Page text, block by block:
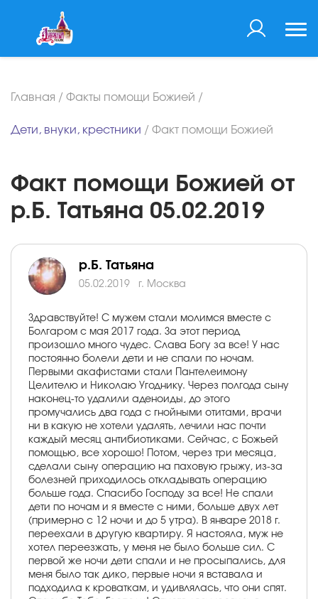
Главная / Факты помощи Божией /
Дети, внуки, крестники / Факт помощи Божией
Факт помощи Божией от
р.Б. Татьяна 05.02.2019
р.Б. Татьяна
05.02.2019 г. Москва
Здравствуйте! С мужем стали молимся вместе с
Болгаром с мая 2017 года. За этот период
произошло много чудес. Слава Богу за все! У нас
постоянно болели дети и не спали по ночам.
Первыми акафистами стали Пантелеимону
Целителю и Николаю Угоднику. Через полгода сыну
наконец-то удалили аденоиды, до этого
промучались два года с гнойными отитами, врачи
ни в какую не хотели удалять, лечили нас почти
каждый месяц антибиотиками. Сейчас, с Божьей
помощью, все хорошо! Потом, через три месяца,
сделали сыну операцию на паховую грыжу, из-за
болезней приходилось откладывать операцию
больше года. Спасибо Господу за все! Не спали
дети по ночам и я вместе с ними, больше двух лет
(примерно с 12 ночи и до 5 утра). В январе 2018 г.
переехали в другую квартиру. Я настояла, муж не
хотел переезжать, у меня не было больше сил. С
первой же ночи дети спали и не просыпались, для
меня было так дико, первые ночи я вставала и
подходила к кроваткам, и удивлялась, что они спят.